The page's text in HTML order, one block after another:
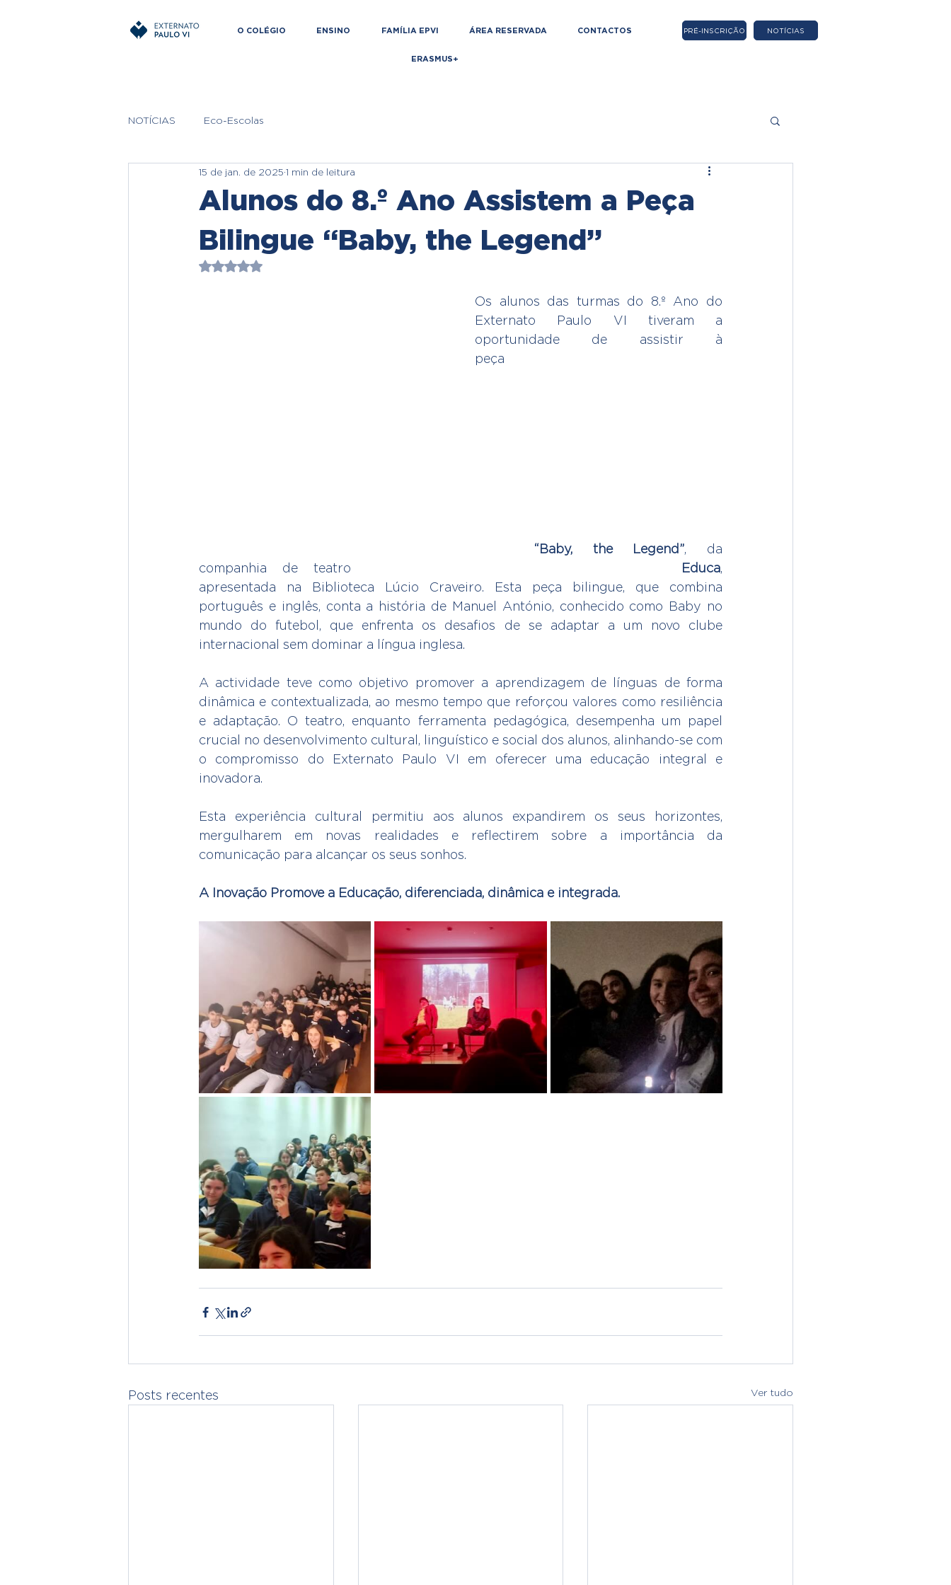
O COLÉGIO ENSINO FAMÍLIA EPVI ÁREA RESERVADA CONTACTOS
ERASMUS+
PRÉ-INSCRIÇÃO NOTÍCIAS
NOTÍCIAS Eco-Escolas
Alunos do 8.º Ano Assistem a Peça
Bilingue “Baby, the Legend”
15 de jan. de 2025 1 min de leitura
Avaliado com NaN de 5 estrelas.
Os alunos das turmas do 8.º Ano do
Externato Paulo VI tiveram a
oportunidade de assistir à
peça
“Baby, the Legend”, da
companhia de teatro Educa,
apresentada na Biblioteca Lúcio Craveiro. Esta peça bilingue, que combina
português e inglês, conta a história de Manuel António, conhecido como Baby no
mundo do futebol, que enfrenta os desafios de se adaptar a um novo clube
internacional sem dominar a língua inglesa.
A actividade teve como objetivo promover a aprendizagem de línguas de forma
dinâmica e contextualizada, ao mesmo tempo que reforçou valores como resiliência
e adaptação. O teatro, enquanto ferramenta pedagógica, desempenha um papel
crucial no desenvolvimento cultural, linguístico e social dos alunos, alinhando-se com
o compromisso do Externato Paulo VI em oferecer uma educação integral e
inovadora.
Esta experiência cultural permitiu aos alunos expandirem os seus horizontes,
mergulharem em novas realidades e reflectirem sobre a importância da
comunicação para alcançar os seus sonhos.
A Inovação Promove a Educação, diferenciada, dinâmica e integrada.
Posts recentes Ver tudo